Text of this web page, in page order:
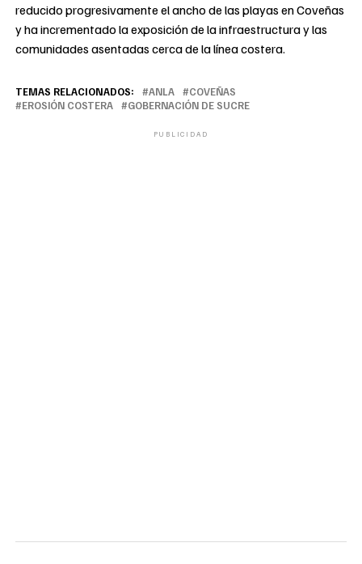
reducido progresivamente el ancho de las playas en Coveñas
y ha incrementado la exposición de la infraestructura y las
comunidades asentadas cerca de la línea costera.
TEMAS RELACIONADOS: ANLA
COVEÑAS
EROSIÓN COSTERA
GOBERNACIÓN DE SUCRE
PUBLICIDAD